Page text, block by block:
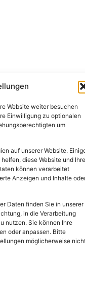
Website weiter besuchen
Einwilligung zu optionalen
um
auf unserer Website.
diese Website und Ihre
können verarbeitet
Anzeigen und Inhalte
Daten finden Sie in unserer
in die Verarbeitung
nutzen. Sie können Ihre
oder anpassen. Bitte
möglicherweise
vorbehalten.
mayen.de
Mayen